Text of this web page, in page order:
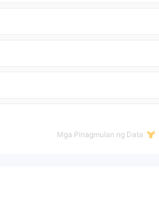
Mga Pinagmulan ng Data